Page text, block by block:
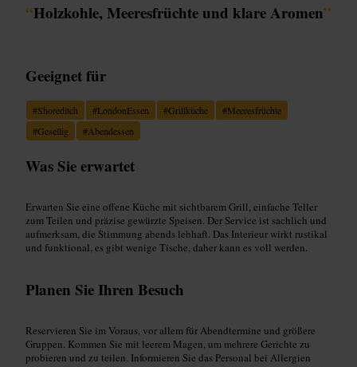
“Holzkohle, Meeresfrüchte und klare Aromen”
Geeignet für
#Shoreditch #LondonEssen #Grillküche #Meeresfrüchte
#Gesellig #Abendessen
Was Sie erwartet
Erwarten Sie eine offene Küche mit sichtbarem Grill, einfache Teller
zum Teilen und präzise gewürzte Speisen. Der Service ist sachlich und
aufmerksam, die Stimmung abends lebhaft. Das Interieur wirkt rustikal
und funktional, es gibt wenige Tische, daher kann es voll werden.
Planen Sie Ihren Besuch
Reservieren Sie im Voraus, vor allem für Abendtermine und größere
Gruppen. Kommen Sie mit leerem Magen, um mehrere Gerichte zu
probieren und zu teilen. Informieren Sie das Personal bei Allergien